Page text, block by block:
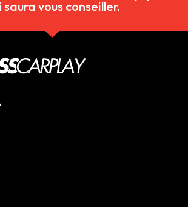
saura vous conseiller.